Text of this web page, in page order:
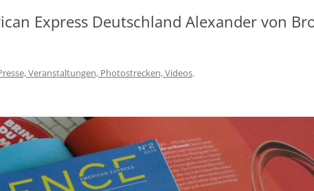
Express Deutschland Alexander von
Veranstaltungen, Photostrecken, Videos.